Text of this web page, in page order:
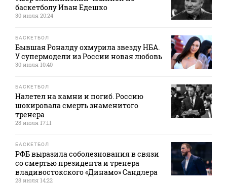
баскетболу Иван Едешко
30 июля 20:24
БАСКЕТБОЛ
Бывшая Роналду охмурила звезду НБА.
У супермодели из России новая любовь
30 июля 10:40
БАСКЕТБОЛ
Налетел на камни и погиб. Россию
шокировала смерть знаменитого
тренера
28 июля 17:11
БАСКЕТБОЛ
РФБ выразила соболезнования в связи
со смертью президента и тренера
владивостокского «Динамо» Сандлера
28 июля 14:22